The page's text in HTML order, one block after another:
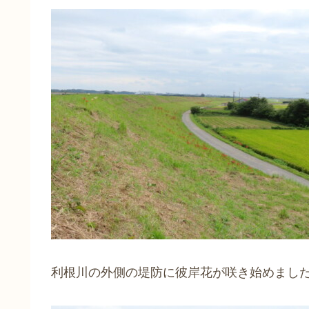
利根川の外側の堤防に彼岸花が咲き始めまし